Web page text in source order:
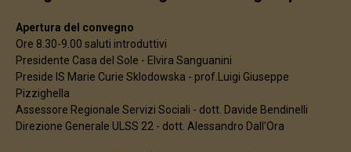
Apertura del convegno
Ore 8.30-9.00 saluti introduttivi
Presidente Casa del Sole - Elvira Sanguanini
Preside IS Marie Curie Sklodowska - prof.Luigi Giuseppe
Pizzighella
Assessore Regionale Servizi Sociali - dott. Davide Bendinelli
Direzione Generale ULSS 22 - dott. Alessandro Dall'Ora